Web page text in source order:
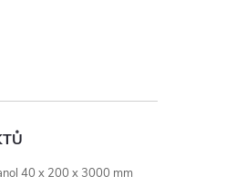
40 x 200 x 3000 mm